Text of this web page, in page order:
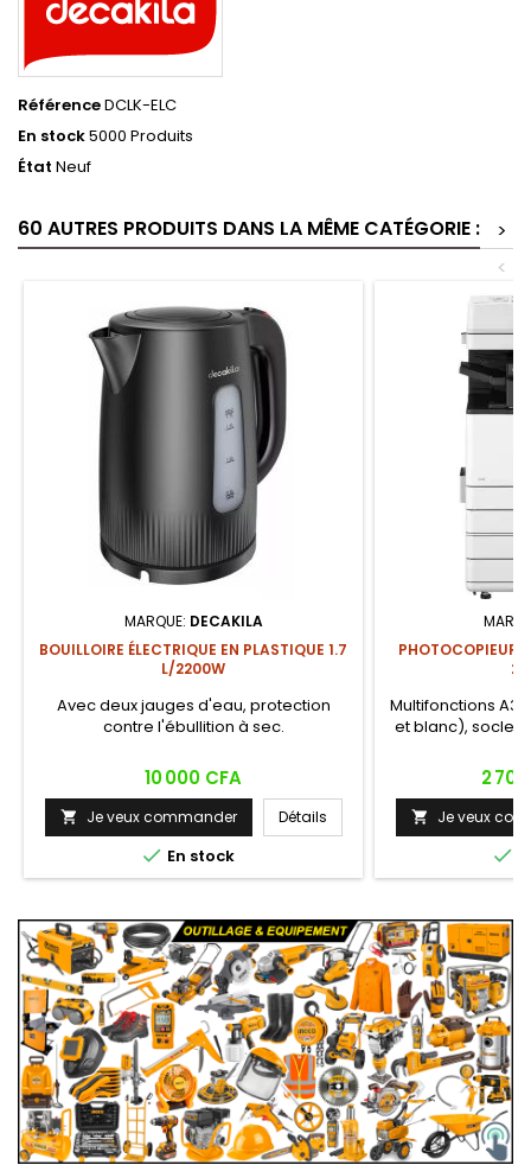
RéférenceDCLK-ELC
En stock5000 Produits
État Neuf
60 AUTRES PRODUITS DANS LA MÊME CATÉGORIE :
>
<
MARQUE: DECAKILA
BOUILLOIRE ÉLECTRIQUE EN PLASTIQUE 1.7
L/2200W
Avec deux jauges d'eau, protection
contre l'ébullition à sec.
Prix
10 000 CFA
 Je veux commander Détails
 En stock
PHOTOCOPIEUR
Multifonctions
et blanc), socle
Prix
2
 Je veux
